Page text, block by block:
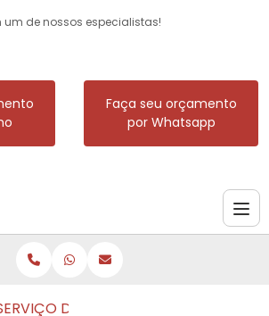
um de nossos especialistas!
Faça seu orçamento
por Whatsapp
DE SACOLÃO COM ENTREGA